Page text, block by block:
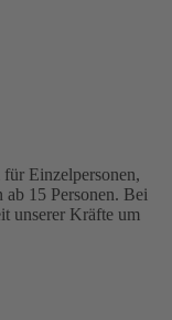
Einzelpersonen,
ab 15 Personen. Bei
unserer Kräfte um